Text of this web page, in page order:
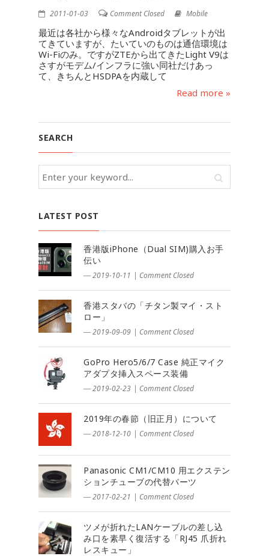
2011-01-03 Comment Closed Mobile
最近は各社から様々なAndroidタブレットが出
てきていますが、たいていのものは通信環境は
Wi-Fiのみ。ですがZTEから出てきたLight V9は
さすがモデム/インフラに強い同社だけあっ
て、きちんとHSDPAを内蔵して
Read more »
SEARCH
LATEST POST
香港版iPhone（Dual SIM)購入お手
伝い
― 2019-10-11 | Comment Closed
香港スタバの「チタン製マイ・スト
ロー」
― 2019-09-09 | Comment Closed
GoPro Hero5/6/7 Case 純正マイク
アダプタ挿入スペース装備
― 2019-02-23 | Comment Closed
2019年の春節（旧正月）について
― 2018-12-10 | Comment Closed
Panasonic CM1/CM10 用エクステン
ションチューブの代替パーツ
― 2017-02-21 | Comment Closed
ツメが折れたLANケーブルの差し込
み口を素早く復活する「RJ45 爪折れ
レスキュー」